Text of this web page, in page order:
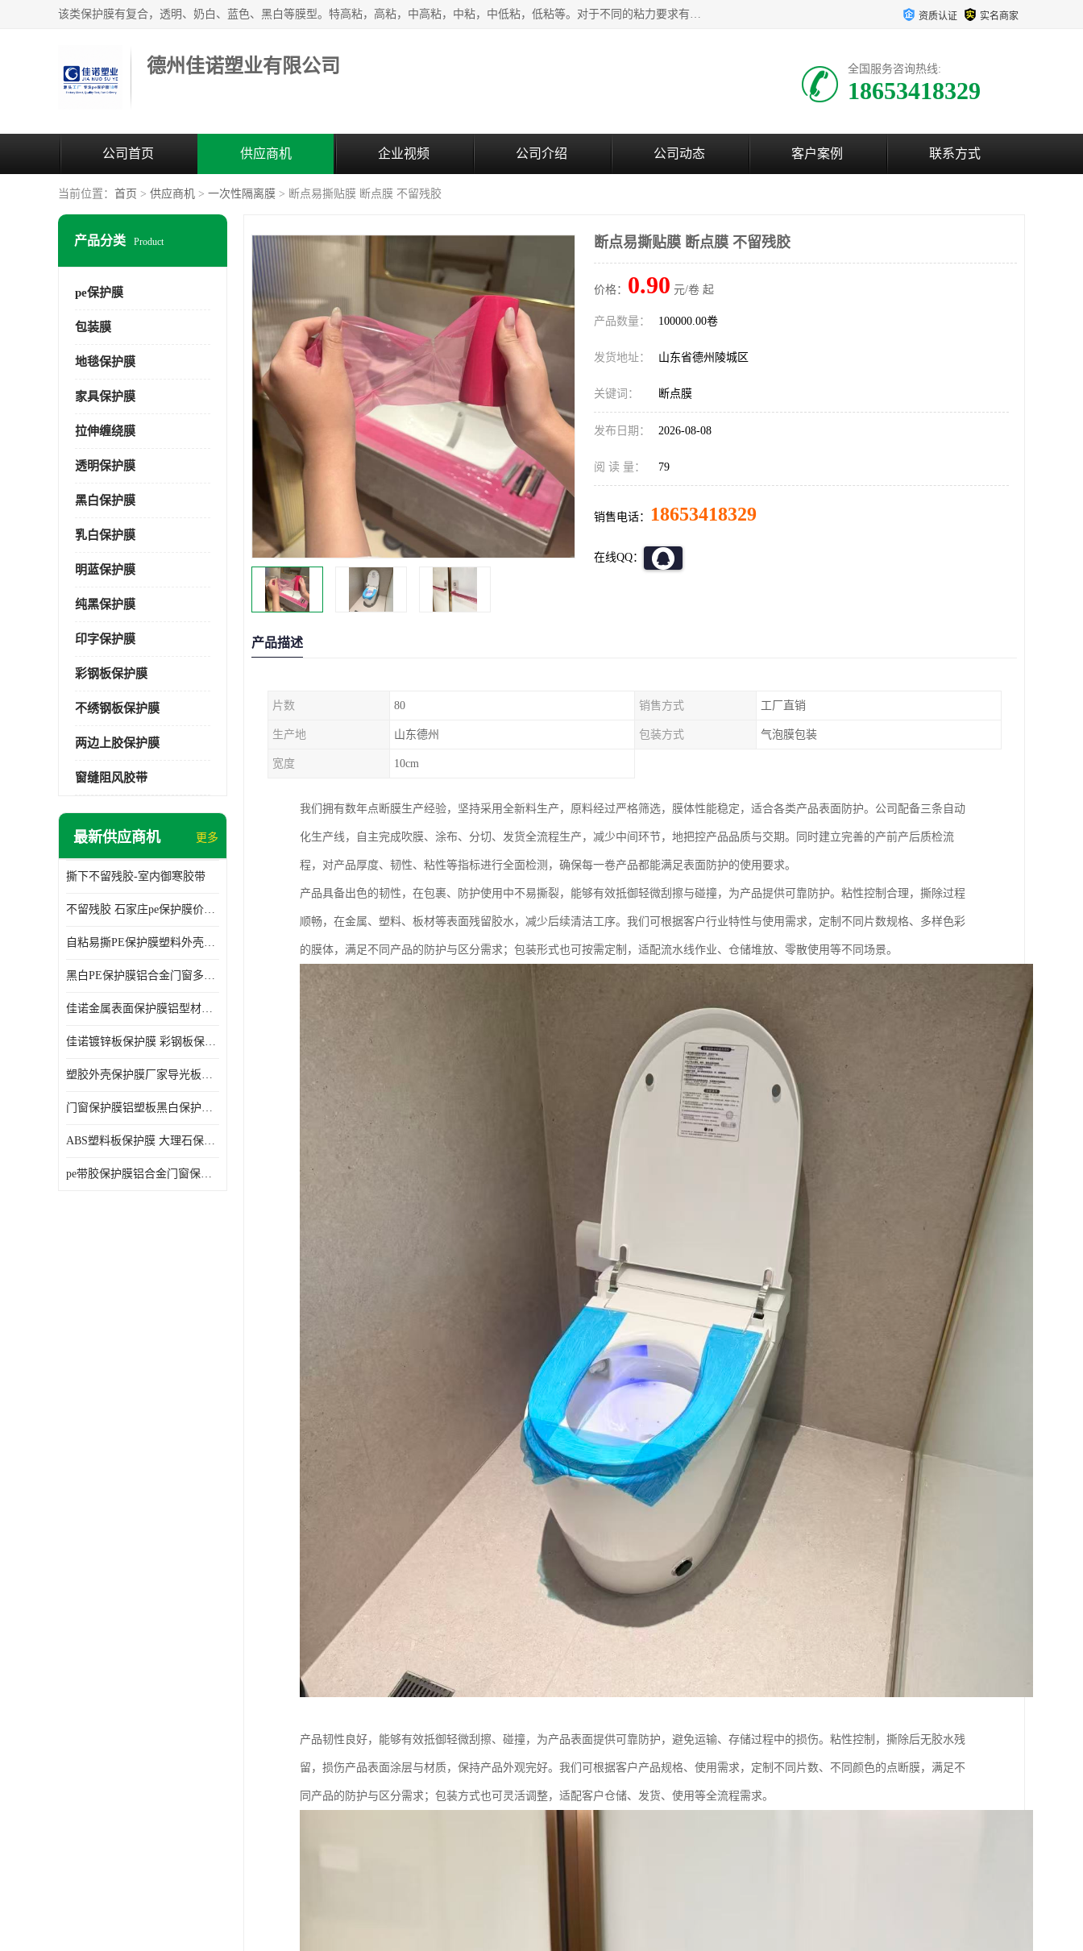
该类保护膜有复合，透明、奶白、蓝色、黑白等膜型。特高粘，高粘，中高粘，中粘，中低粘，低粘等。对于不同的粘力要求有相应的产品相适配。无胶渍残留污染。在较宽的收卷幅度下平整无皱纹，收卷长度大，利于机械化及自动化施工粘贴。为您的产品提供的表面保护解决方案。 产品广泛适用于：铝材、不锈钢、金属、塑料、电子、家电、家具、玻璃、化工材料、装饰材料等。 资质认证 实名商家
德州佳诺塑业有限公司 全国服务咨询热线:
18653418329
公司首页 供应商机 企业视频 公司介绍 公司动态 客户案例 联系方式
当前位置： 首页 > 供应商机 > 一次性隔离膜 > 断点易撕贴膜 断点膜 不留残胶
产品分类 Product
pe保护膜
包装膜
地毯保护膜
家具保护膜
拉伸缠绕膜
透明保护膜
黑白保护膜
乳白保护膜
明蓝保护膜
纯黑保护膜
印字保护膜
彩钢板保护膜
不绣钢板保护膜
两边上胶保护膜
窗缝阻风胶带
最新供应商机 更多
撕下不留残胶-室内御寒胶带
不留残胶 石家庄pe保护膜价格 塑料薄膜
自粘易撕PE保护膜塑料外壳导光板亚克力板膜操作方便
黑白PE保护膜铝合金门窗多种颜色支持定制生产
佳诺金属表面保护膜铝型材保护膜不留残胶铝合金窗框保护胶带
佳诺镀锌板保护膜 彩钢板保护pe保护膜
塑胶外壳保护膜厂家导光板保护膜 铝单板保护膜胶带易撕不留胶
门窗保护膜铝塑板黑白保护膜外墙保温板保护膜
ABS塑料板保护膜 大理石保护膜 缠鱼竿保护膜
pe带胶保护膜铝合金门窗保护不锈钢板保护膜大理石建筑材料保护
断点易撕贴膜 断点膜 不留残胶
价格： 0.90 元/卷 起
产品数量： 100000.00卷
发货地址： 山东省德州陵城区
关键词： 断点膜
发布日期： 2026-08-08
阅 读 量： 79
销售电话： 18653418329
在线QQ：
产品描述
片数 80 销售方式 工厂直销
生产地 山东德州 包装方式 气泡膜包装
宽度 10cm
我们拥有数年点断膜生产经验，坚持采用全新料生产，原料经过严格筛选，膜体性能稳定，适合各类产品表面防护。公司配备三条自动
化生产线，自主完成吹膜、涂布、分切、发货全流程生产，减少中间环节，地把控产品品质与交期。同时建立完善的产前产后质检流
程，对产品厚度、韧性、粘性等指标进行全面检测，确保每一卷产品都能满足表面防护的使用要求。
产品具备出色的韧性，在包裹、防护使用中不易撕裂，能够有效抵御轻微刮擦与碰撞，为产品提供可靠防护。粘性控制合理，撕除过程
顺畅，在金属、塑料、板材等表面残留胶水，减少后续清洁工序。我们可根据客户行业特性与使用需求，定制不同片数规格、多样色彩
的膜体，满足不同产品的防护与区分需求；包装形式也可按需定制，适配流水线作业、仓储堆放、零散使用等不同场景。
产品韧性良好，能够有效抵御轻微刮擦、碰撞，为产品表面提供可靠防护，避免运输、存储过程中的损伤。粘性控制，撕除后无胶水残
留，损伤产品表面涂层与材质，保持产品外观完好。我们可根据客户产品规格、使用需求，定制不同片数、不同颜色的点断膜，满足不
同产品的防护与区分需求；包装方式也可灵活调整，适配客户仓储、发货、使用等全流程需求。